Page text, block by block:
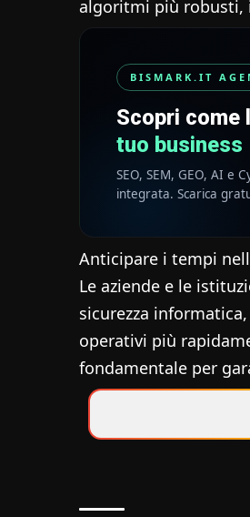
algoritmi più robusti,
BISMARK.IT
Scopri come
tuo business
SEO, SEM, GEO, AI e
integrata. Scarica
Anticipare i tempi
Le aziende e le
sicurezza
operativi più
fondamentale per